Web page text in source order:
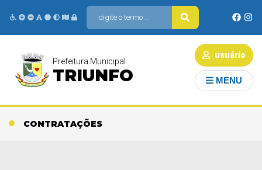
usuário
Prefeitura Municipal
TRIUNFO MENU
CONTRATAÇÕES